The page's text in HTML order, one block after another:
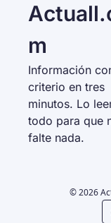
m
Información
criterio en tres
minutos. Lo
todo para que
falte nada.
© 2026